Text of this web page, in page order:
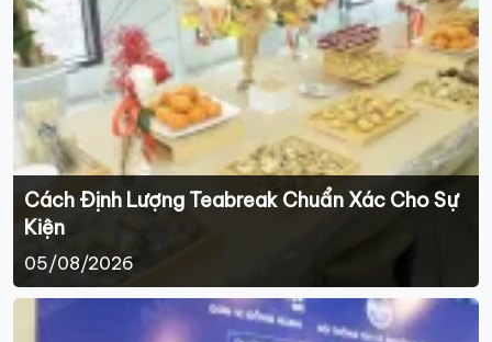
Cách Định Lượng Teabreak Chuẩn Xác Cho Sự
Kiện
05/08/2026